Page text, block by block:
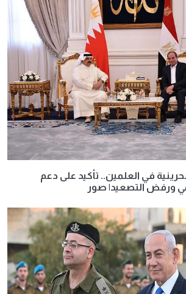
في العلمين.. تأكيد على دعم
ورفض التصعيد| صور